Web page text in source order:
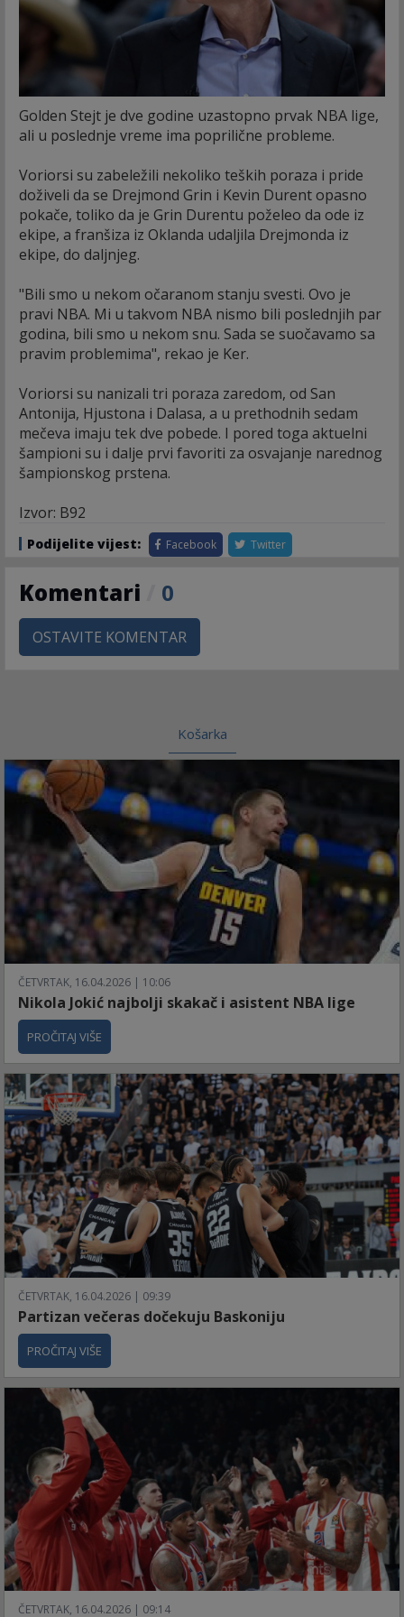
Golden Stejt je dve godine uzastopno prvak NBA lige,
ali u poslednje vreme ima poprilične probleme.
Voriorsi su zabeležili nekoliko teških poraza i pride
doživeli da se Drejmond Grin i Kevin Durent opasno
pokače, toliko da je Grin Durentu poželeo da ode iz
ekipe, a franšiza iz Oklanda udaljila Drejmonda iz
ekipe, do daljnjeg.
"Bili smo u nekom očaranom stanju svesti. Ovo je
pravi NBA. Mi u takvom NBA nismo bili poslednjih par
godina, bili smo u nekom snu. Sada se suočavamo sa
pravim problemima", rekao je Ker.
Voriorsi su nanizali tri poraza zaredom, od San
Antonija, Hjustona i Dalasa, a u prethodnih sedam
mečeva imaju tek dve pobede. I pored toga aktuelni
šampioni su i dalje prvi favoriti za osvajanje narednog
šampionskog prstena.
Izvor: B92
Podijelite vijest: Facebook Twitter
Komentari 0
OSTAVITE KOMENTAR
Košarka
ČETVRTAK, 16.04.2026 | 10:06
Nikola Jokić najbolji skakač i asistent NBA lige
PROČITAJ VIŠE
ČETVRTAK, 16.04.2026 | 09:39
Partizan večeras dočekuju Baskoniju
PROČITAJ VIŠE
ČETVRTAK, 16.04.2026 | 09:14